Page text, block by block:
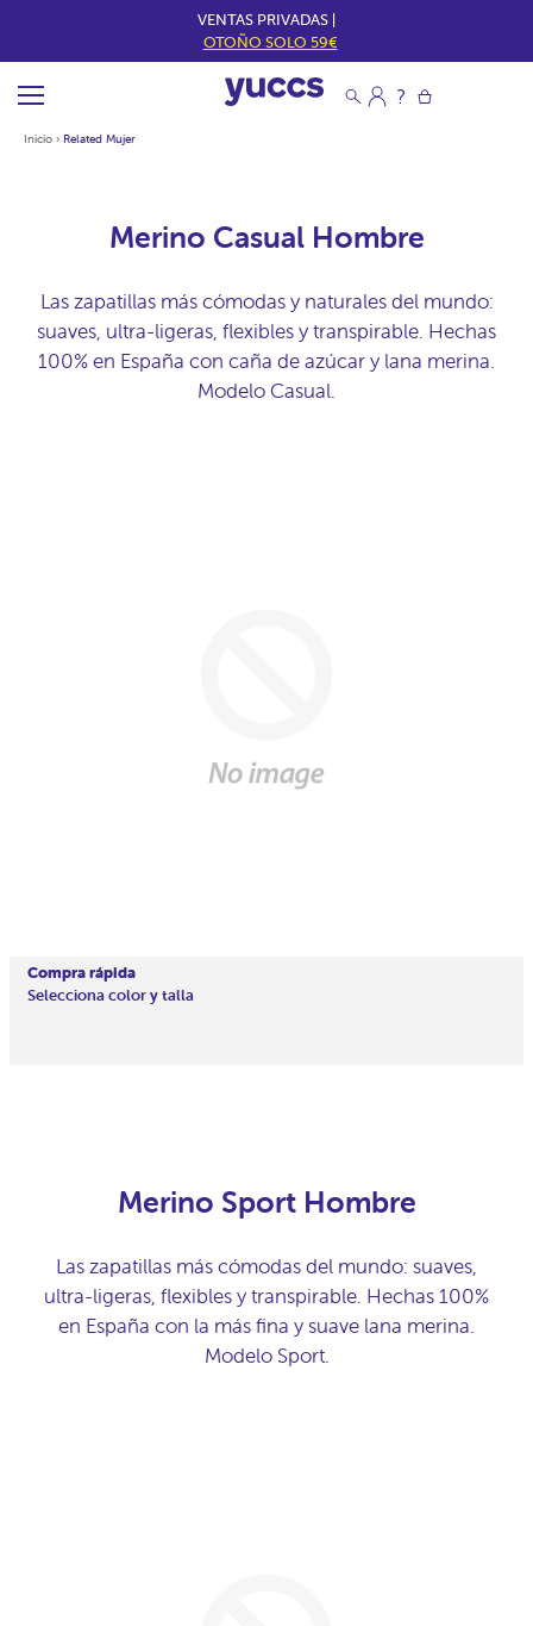
VENTAS PRIVADAS |
OTOÑO SOLO 59€
Inicio › Related Mujer
Merino Casual Hombre
Las zapatillas más cómodas y naturales del mundo:
suaves, ultra-ligeras, flexibles y transpirable. Hechas
100% en España con caña de azúcar y lana merina.
Modelo Casual.
Compra rápida
Selecciona color y talla
Merino Sport Hombre
Las zapatillas más cómodas del mundo: suaves,
ultra-ligeras, flexibles y transpirable. Hechas 100%
en España con la más fina y suave lana merina.
Modelo Sport.